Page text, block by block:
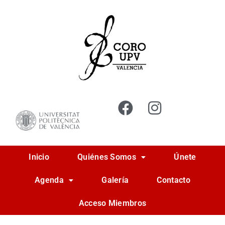
Inicio Quiénes Somos Únete
Agenda Galería Contacto
Acceso Miembros